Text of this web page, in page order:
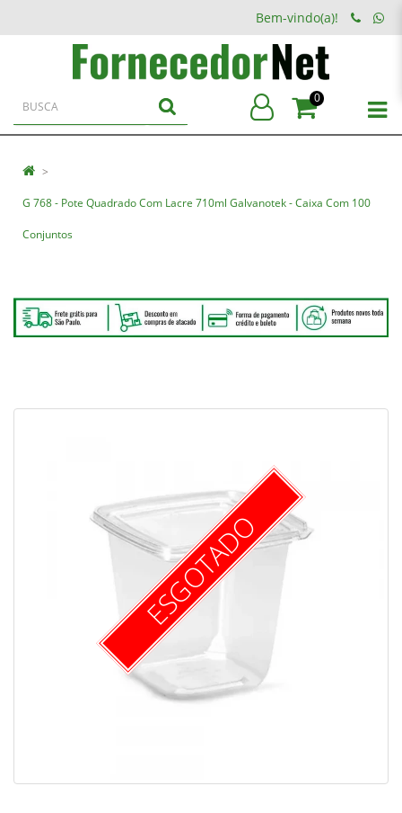
Bem-vindo(a)!
0
G 768 - Pote Quadrado Com Lacre 710ml Galvanotek - Caixa Com 100
Conjuntos
ESGOTADO